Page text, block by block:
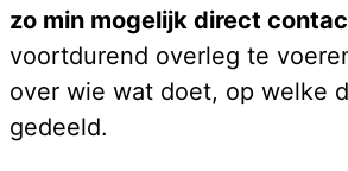
zo min mogelijk direct
voortdurend overleg te
over wie wat doet, op welke
gedeeld.